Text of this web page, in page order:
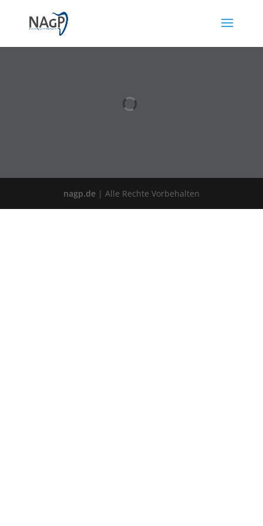
nagp.de| Alle Rechte Vorbehalten